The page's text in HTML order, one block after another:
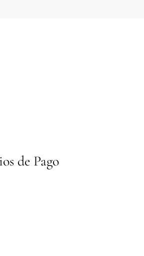
de Pago